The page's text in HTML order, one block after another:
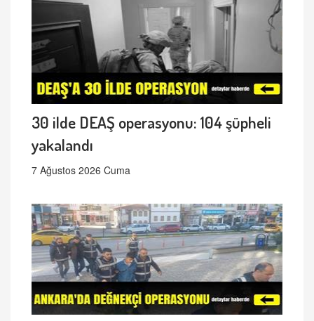
30 ilde DEAŞ operasyonu: 104 şüpheli
yakalandı
7 Ağustos 2026 Cuma